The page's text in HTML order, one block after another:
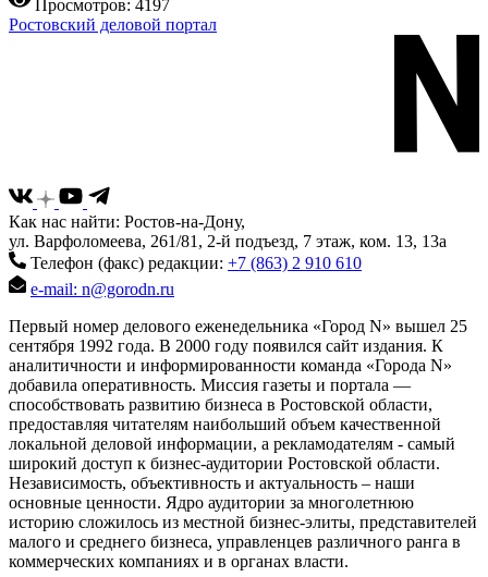
Просмотров: 4197
Ростовский деловой портал
Как нас найти: Ростов-на-Дону,
ул. Варфоломеева, 261/81, 2-й подъезд, 7 этаж, ком. 13, 13а
Телефон (факс) редакции: +7 (863) 2 910 610
e-mail: n@gorodn.ru
Первый номер делового еженедельника «Город N» вышел 25
сентября 1992 года. В 2000 году появился сайт издания. К
аналитичности и информированности команда «Города N»
добавила оперативность. Миссия газеты и портала —
способствовать развитию бизнеса в Ростовской области,
предоставляя читателям наибольший объем качественной
локальной деловой информации, а рекламодателям - самый
широкий доступ к бизнес-аудитории Ростовской области.
Независимость, объективность и актуальность – наши
основные ценности. Ядро аудитории за многолетнюю
историю сложилось из местной бизнес-элиты, представителей
малого и среднего бизнеса, управленцев различного ранга в
коммерческих компаниях и в органах власти.